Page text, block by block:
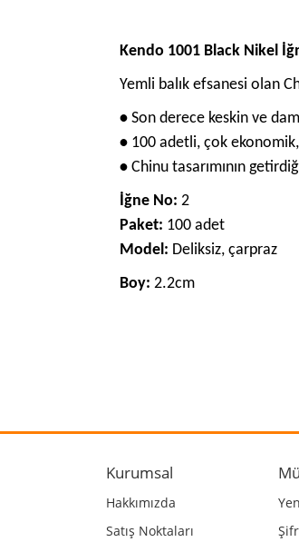
Kendo 1001 Black Nikel
Yemli balık efsanesi olan
• Son derece keskin ve
• 100 adetli, çok
• Chinu tasarımının
İğne No: 2
Paket: 100 adet
Model: Deliksiz, çarpraz
Boy: 2.2cm
Ürün resmi kalitesiz, bozuk
Ürün bilgilerinde hatalar
Ürün fiyatı diğer sitelerden
Bu ürüne benzer farklı
Kurumsal
Hakkımızda
Satış Noktaları